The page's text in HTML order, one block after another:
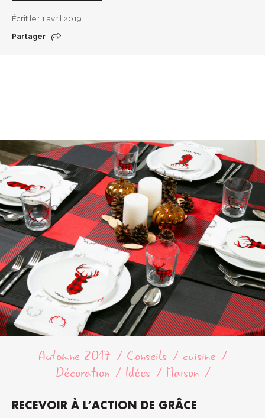
Écrit le : 1 avril 2019
Partager
Automne 2017 Conseils
cuisine
Décoration
Idées Maison
RECEVOIR À L’ACTION DE GRÂCE